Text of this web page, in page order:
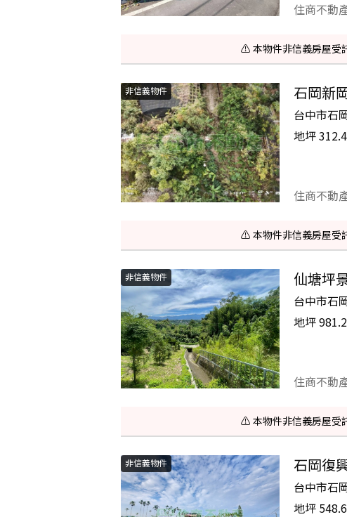
住商不動
⚠️ 本物件非信義房屋受
非信義物件 石岡新
台中市石
地坪
住商不動
⚠️ 本物件非信義房屋受
非信義物件 仙塘坪
台中市石
地坪
住商不動
⚠️ 本物件非信義房屋受
非信義物件 石岡復
台中市石
地坪 548.6